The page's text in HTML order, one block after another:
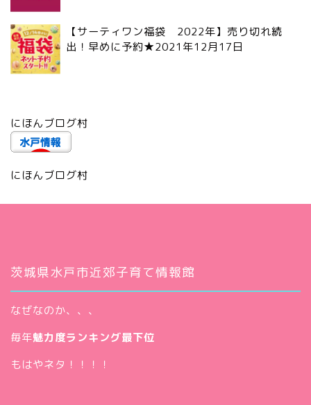
【サーティワン福袋 2022年】売り切れ続
出！早めに予約★2021年12月17日
にほんブログ村
にほんブログ村
茨城県水戸市近郊子育て情報館
なぜなのか、、、
毎年魅力度ランキング最下位
もはやネタ！！！！